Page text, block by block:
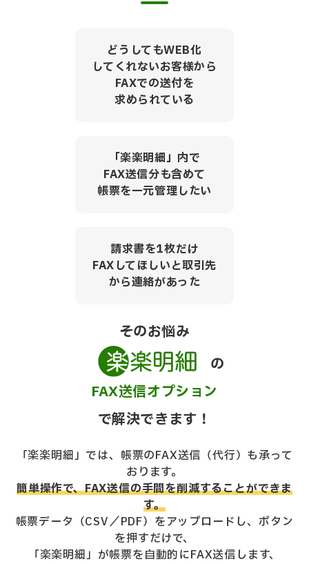
どうしてもWEB化
してくれないお客様から
FAXでの送付を
求められている
「楽楽明細」内で
FAX送信分も含めて
帳票を一元管理したい
請求書を1枚だけ
FAXしてほしいと取引先
から連絡があった
そのお悩み
の
FAX送信オプション
で解決できます！
「楽楽明細」では、帳票のFAX送信（代行）も承って
おります。
簡単操作で、FAX送信の手間を削減することができま
す。
帳票データ（CSV／PDF）をアップロードし、ボタン
を押すだけで、
「楽楽明細」が帳票を自動的にFAX送信します、